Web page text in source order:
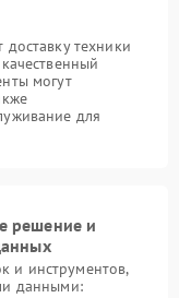
техники
могут
для
решение и
и инструментов,
данными: